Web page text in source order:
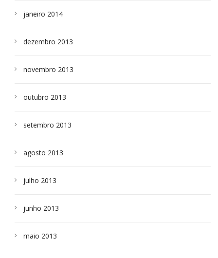
janeiro 2014
dezembro 2013
novembro 2013
outubro 2013
setembro 2013
agosto 2013
julho 2013
junho 2013
maio 2013